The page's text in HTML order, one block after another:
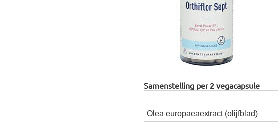
Samenstelling per 2 vegacapsule
Olea europaeaextract (olijfblad)